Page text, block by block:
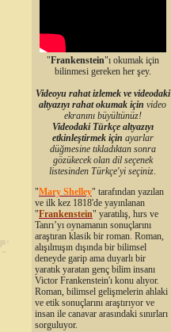
"Frankenstein"ı okumak için
bilinmesi gereken her şey.
Videoyu rahat izlemek ve videodaki
altyazıyı rahat okumak için video
ekranını büyültünüz!
Videodaki Türkçe altyazıyı
etkinleştirmek için ayarlar
düğmesine tıkladıktan sonra
gözükecek olan dil seçenek
listesinden Türkçe'yi seçiniz.
"Mary Shelley" tarafından yazılan
ve ilk kez 1818'de yayınlanan
"Frankenstein" yaratılış, hırs ve
Tanrı’yı oynamanın sonuçlarını
araştıran klasik bir roman. Roman,
alışılmışın dışında bir bilimsel
deneyde garip ama duyarlı bir
yaratık yaratan genç bilim insanı
Victor Frankenstein'ı konu alıyor.
Roman, bilimsel gelişmelerin ahlaki
ve etik sonuçlarını araştırıyor ve
insan ile canavar arasındaki sınırları
sorguluyor.